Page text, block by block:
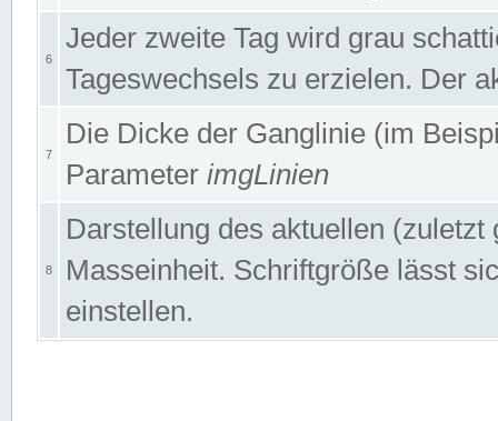
6
Jeder zweite Tag wird grau
Tageswechsels zu erzielen. Der
7
Die Dicke der Ganglinie (im
Parameter imgLinien
8
Darstellung des aktuellen
Masseinheit. Schriftgröße lässt
einstellen.